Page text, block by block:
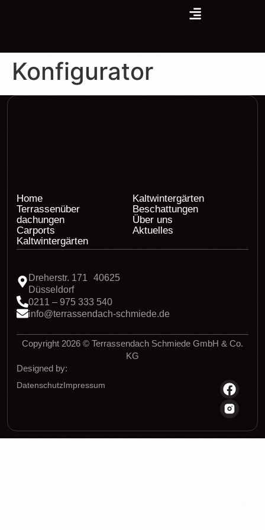
Konfigurator
Home
Terrassenüber
dachungen
Carports
Kaltwintergärten
Kaltwintergärten
Beschattungen
Über uns
Aktuelles
Dreherstr. 171 40625
Düsseldorf
0211 – 975 333 540
info@terrassendach-schmiede.de
Copyright 2026 © Terrassendach Schmiede GmbH & Co.
KG
Designed by:
DatenschutzImpressum